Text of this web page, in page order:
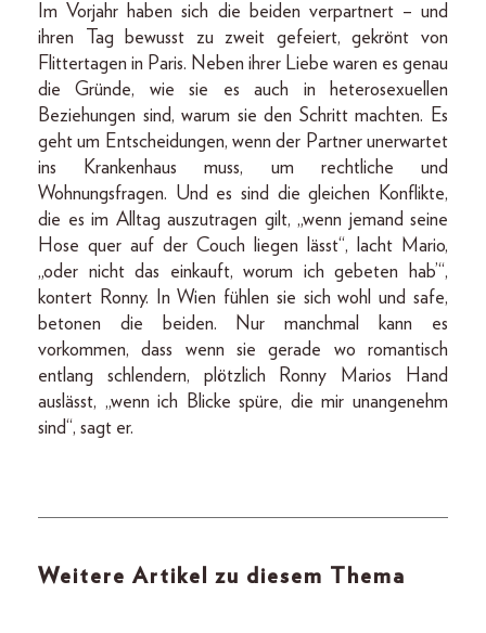
Im Vorjahr haben sich die beiden verpartnert – und
ihren Tag bewusst zu zweit gefeiert, gekrönt von
Flittertagen in Paris. Neben ihrer Liebe waren es genau
die Gründe, wie sie es auch in heterosexuellen
Beziehungen sind, warum sie den Schritt machten. Es
geht um Entscheidungen, wenn der Partner unerwartet
ins Krankenhaus muss, um rechtliche und
Wohnungsfragen. Und es sind die gleichen Konflikte,
die es im Alltag auszutragen gilt, „wenn jemand seine
Hose quer auf der Couch liegen lässt“, lacht Mario,
„oder nicht das einkauft, worum ich gebeten hab’“,
kontert Ronny. In Wien fühlen sie sich wohl und safe,
betonen die beiden. Nur manchmal kann es
vorkommen, dass wenn sie gerade wo romantisch
entlang schlendern, plötzlich Ronny Marios Hand
auslässt, „wenn ich Blicke spüre, die mir unangenehm
sind“, sagt er.
Weitere Artikel zu diesem Thema